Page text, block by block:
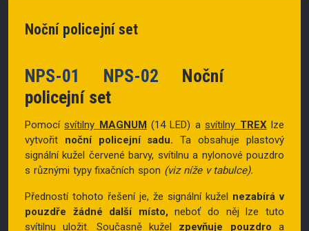
Noční policejní set
NPS-01 NPS-02 Noční
policejní set
Pomocísvítilny MAGNUM (14 LED) a svítilny TREXlze
vytvořit noční policejní sadu.Taobsahuje plastový
signální kužel červené barvy, svítilnu a nylonové pouzdro
s různými typy fixačních spon (viz níže v tabulce).
Předností tohoto řešení je, že signální kužel nezabírá v
pouzdře žádné další místo, neboť do něj lze tuto
svítilnu uložit. Současně kužel zpevňuje pouzdro a